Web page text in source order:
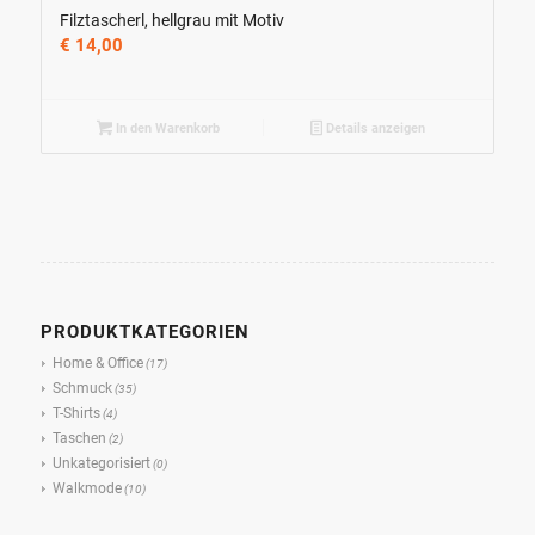
Filztascherl, hellgrau mit Motiv
€ 14,00
In den Warenkorb Details anzeigen
PRODUKTKATEGORIEN
Home & Office (17)
Schmuck (35)
T-Shirts (4)
Taschen (2)
Unkategorisiert (0)
Walkmode (10)